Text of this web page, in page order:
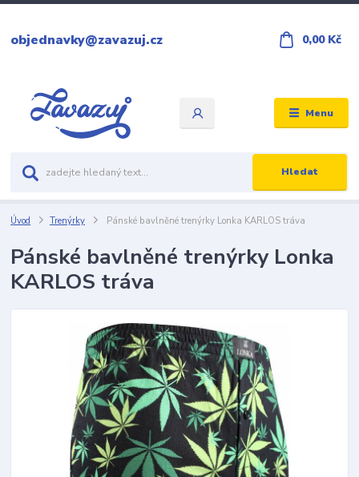
Menu
Hledat
objednavky@zavazuj.cz 0,00 Kč
Úvod Trenýrky Pánské bavlněné trenýrky Lonka KARLOS tráva
Pánské bavlněné trenýrky Lonka
KARLOS tráva